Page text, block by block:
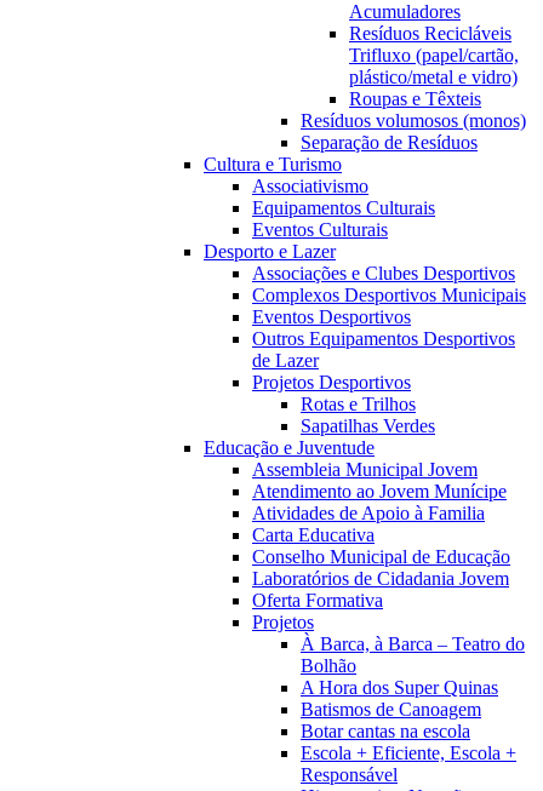
Acumuladores
Resíduos Recicláveis
Trifluxo (papel/cartão,
plástico/metal e vidro)
Roupas e Têxteis
Resíduos volumosos (monos)
Separação de Resíduos
Cultura e Turismo
Associativismo
Equipamentos Culturais
Eventos Culturais
Desporto e Lazer
Associações e Clubes Desportivos
Complexos Desportivos Municipais
Eventos Desportivos
Outros Equipamentos Desportivos
de Lazer
Projetos Desportivos
Rotas e Trilhos
Sapatilhas Verdes
Educação e Juventude
Assembleia Municipal Jovem
Atendimento ao Jovem Munícipe
Atividades de Apoio à Familia
Carta Educativa
Conselho Municipal de Educação
Laboratórios de Cidadania Jovem
Oferta Formativa
Projetos
À Barca, à Barca – Teatro do
Bolhão
A Hora dos Super Quinas
Batismos de Canoagem
Botar cantas na escola
Escola + Eficiente, Escola +
Responsável